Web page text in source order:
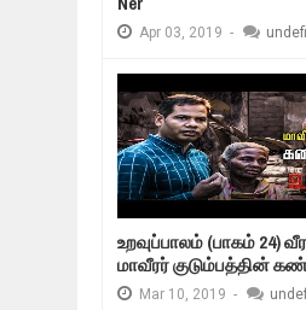
Apr 03, 2019 -
உறவுப்பாலம் (பாகம் 24)
மாவீரர் குடும்பத்தின்
Mar 10, 2019 -